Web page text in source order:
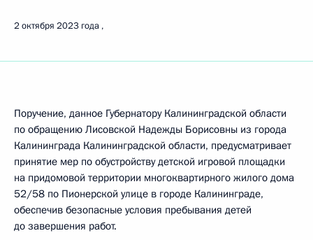
2 октября 2023 года
Поручение, данное Губернатору Калининградской области
по обращению Лисовской Надежды Борисовны из города
Калининграда Калининградской области, предусматривает
принятие мер по обустройству детской игровой площадки
на придомовой территории многоквартирного жилого дома
52/58 по Пионерской улице в городе Калининграде,
обеспечив безопасные условия пребывания детей
до завершения работ.